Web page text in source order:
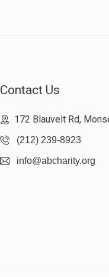
Contact Us
172 Blauvelt Rd,
(212) 239-8923
info@abcharity.org